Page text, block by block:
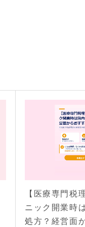
【医療専門税
ニック開業時
処方？経営面